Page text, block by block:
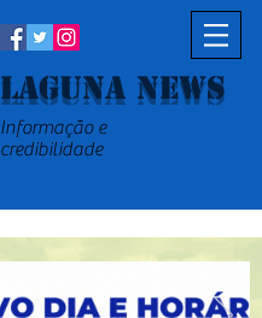
Laguna News
Informação e
credibilidade